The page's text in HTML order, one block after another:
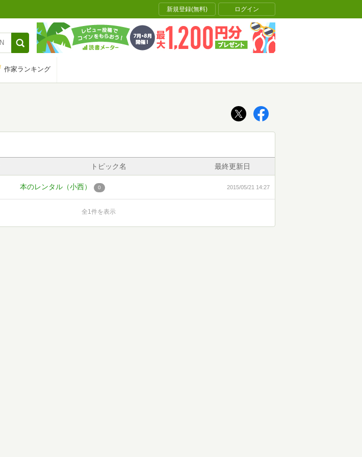
新規登録(無料) ログイン
作家ランキング
トピック名 最終更新日
本のレンタル（小西） 0 2015/05/21 14:27
全1件を表示